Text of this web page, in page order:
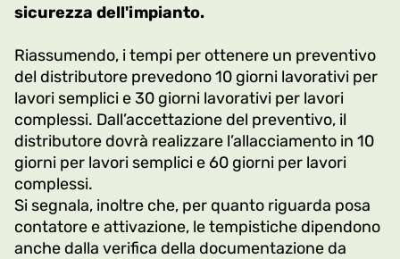
sicurezza dell'impianto.
Riassumendo, i tempi per ottenere un preventivo
del distributore prevedono 10 giorni lavorativi per
lavori semplici e 30 giorni lavorativi per lavori
complessi. Dall’accettazione del preventivo, il
distributore dovrà realizzare l’allacciamento in 10
giorni per lavori semplici e 60 giorni per lavori
complessi.
Si segnala, inoltre che, per quanto riguarda posa
contatore e attivazione, le tempistiche dipendono
anche dalla verifica della documentazione da